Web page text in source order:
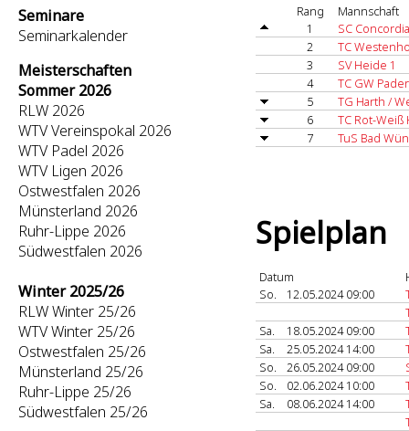
Seminare
Seminarkalender
Meisterschaften
Sommer 2026
RLW 2026
WTV Vereinspokal 2026
WTV Padel 2026
WTV Ligen 2026
Ostwestfalen 2026
Münsterland 2026
Ruhr-Lippe 2026
Südwestfalen 2026
Winter 2025/26
RLW Winter 25/26
WTV Winter 25/26
Ostwestfalen 25/26
Münsterland 25/26
Ruhr-Lippe 25/26
Südwestfalen 25/26
Rang
Mannschaft
1
SC
2
TC
3
SV Heide 1
4
TC GW
5
TG Harth /
6
TC Rot-Weiß
7
TuS Bad
Spielplan
Datum
So.
12.05.2024 09:00
Sa.
18.05.2024 09:00
Sa.
25.05.2024 14:00
So.
26.05.2024 09:00
So.
02.06.2024 10:00
Sa.
08.06.2024 14:00